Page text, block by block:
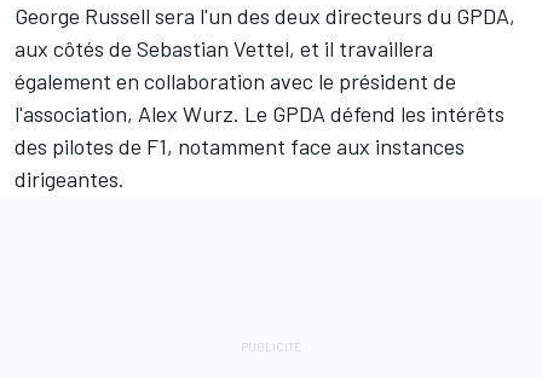
George Russell sera l'un des deux directeurs du GPDA,
aux côtés de Sebastian Vettel, et il travaillera
également en collaboration avec le président de
l'association, Alex Wurz. Le GPDA défend les intérêts
des pilotes de F1, notamment face aux instances
dirigeantes.